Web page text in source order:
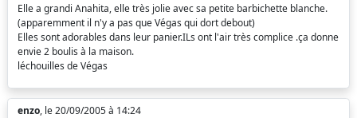
Elle a grandi Anahita, elle très jolie avec sa petite barbichette blanche.
(apparemment il n'y a pas que Végas qui dort debout)
Elles sont adorables dans leur panier.ILs ont l'air très complice .ça donne
envie 2 boulis à la maison.
léchouilles de Végas
enzo, le 20/09/2005 à 14:24